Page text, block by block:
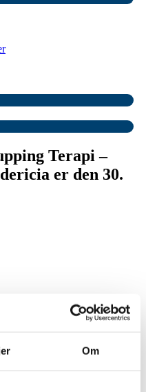
Om
Terapi –
er den 30.
vi et banebrydende kursus i
teori med praktisk
Terapi online i løbet af 14
venter spændende